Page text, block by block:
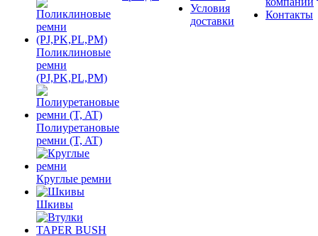
Поликлиновые
ремни
(PJ,PK,PL,PM)
Полиуретановые
ремни (T, AT)
Круглые ремни
Шкивы
Условия
доставки
Контакты